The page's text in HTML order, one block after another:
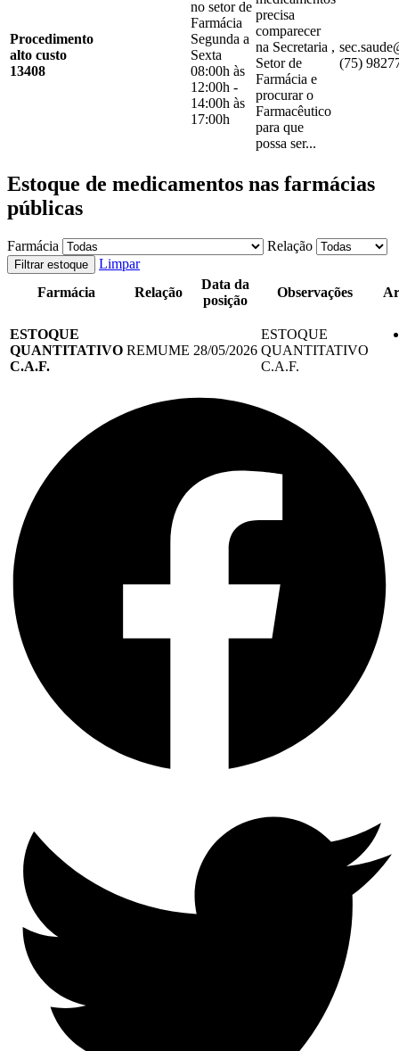
Procedimento
alto custo
13408
no setor de
Farmácia
Segunda a
Sexta
08:00h às
12:00h -
14:00h às
17:00h
precisa
comparecer
na Secretaria ,
Setor de
Farmácia e
procurar o
Farmacêutico
para que
possa ser...
(75)
Estoque de medicamentos nas farmácias
públicas
Farmácia Relação
Filtrar estoque
Limpar
Farmácia
Relação
Data da
posição
Observações
ESTOQUE
QUANTITATIVO
C.A.F.
REMUME 28/05/2026
ESTOQUE
QUANTITATIVO
C.A.F.